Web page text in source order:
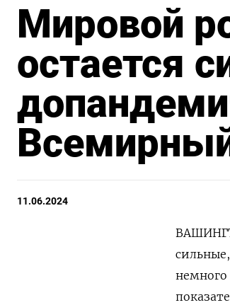
Мировой
остается
11.06.2024
немного